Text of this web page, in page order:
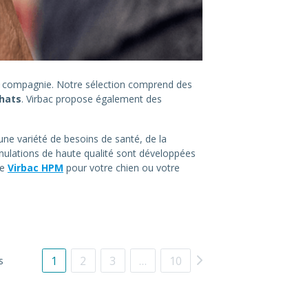
Notre sélection comprend des
. Virbac propose également des
variété de besoins de santé, de la
de haute qualité sont développées
Virbac HPM pour votre chien ou votre
1 2 3 … 10